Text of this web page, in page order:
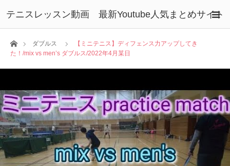
テニスレッスン動画 最新Youtube人気まとめサイト
ホームダブルス
【ミニテニス】ディフェンス力アップしてき
た！/mix vs men’s ダブルス/2022年4月某日